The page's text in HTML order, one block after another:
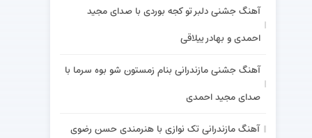
آهنگ جشنی دلبر تو کجه بوردی با صدای مجید
احمدی و بهادر ییلاقی
آهنگ جشنی مازندرانی بنام زمستون شو بوه سرما با
صدای مجید احمدی
آهنگ مازندرانی تک نوازی با هنرمندی حسن رضوی